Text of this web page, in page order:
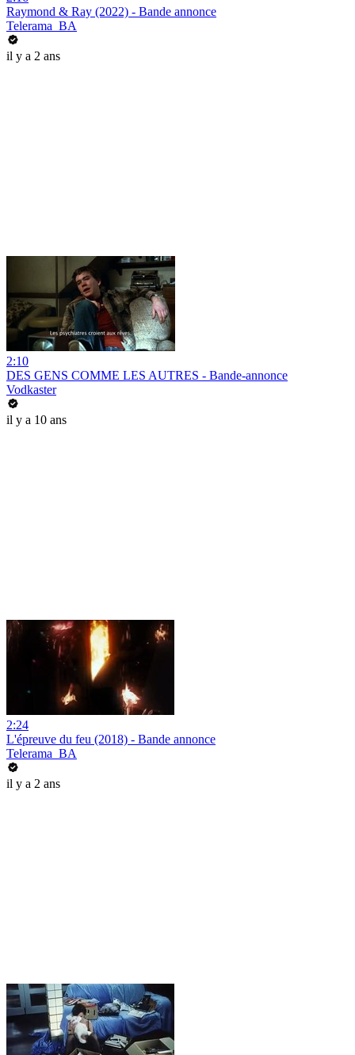
Raymond & Ray (2022) - Bande annonce
Telerama_BA
il y a 2 ans
2:10
DES GENS COMME LES AUTRES - Bande-annonce
Vodkaster
il y a 10 ans
2:24
L'épreuve du feu (2018) - Bande annonce
Telerama_BA
il y a 2 ans